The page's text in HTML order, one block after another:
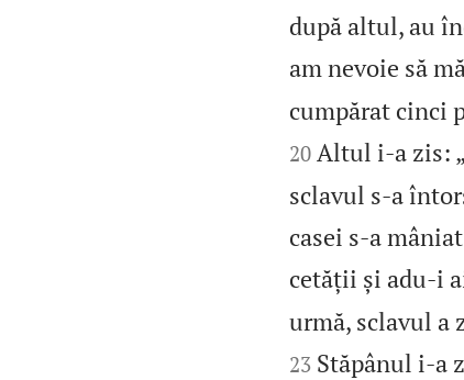
după altul, au
am nevoie să
cumpărat cinci
20 Altul i‑a zis:
sclavul s‑a
casei s‑a
cetății și adu‑i
urmă, sclavul a
23 Stăpânul i‑a